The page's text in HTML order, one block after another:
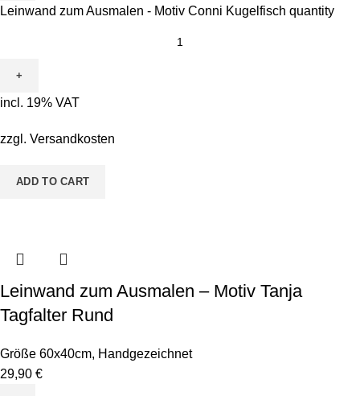
Leinwand zum Ausmalen - Motiv Conni Kugelfisch quantity
incl. 19% VAT
zzgl. Versandkosten
ADD TO CART
Leinwand zum Ausmalen – Motiv Tanja
Tagfalter Rund
Größe 60x40cm, Handgezeichnet
29,90 €